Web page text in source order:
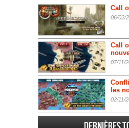
Call
06/02/
Call
07/11/
les
02/11/